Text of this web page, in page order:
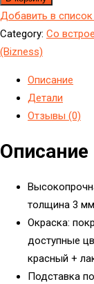
Добавить в
Category: Cо
(Bizness)
Описание
Детали
Отзывы (0)
Описание
толщина 3
Окраска:
доступные
красный +
Подставка